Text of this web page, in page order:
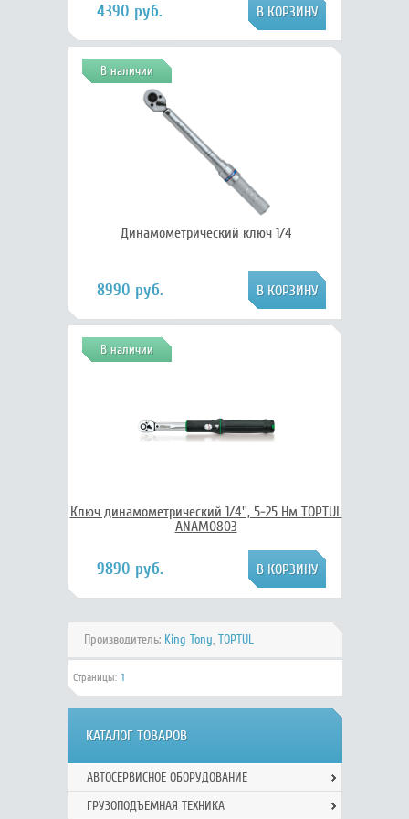
4390 руб.
В наличии
Динамометрический ключ 1/4
8990 руб.
В наличии
Ключ динамометрический 1/4'', 5-25 Нм TOPTUL
ANAM0803
9890 руб.
Производитель: King Tony, TOPTUL
Страницы: 1
КАТАЛОГ ТОВАРОВ
АВТОСЕРВИСНОЕ ОБОРУДОВАНИЕ
ГРУЗОПОДЪЕМНАЯ ТЕХНИКА